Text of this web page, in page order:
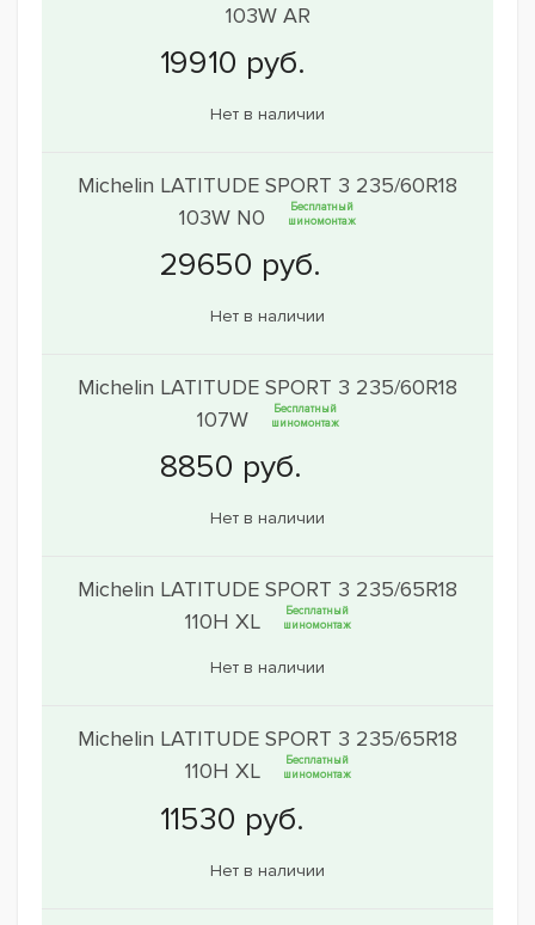
103W AR
Нет в наличии
Michelin LATITUDE SPORT 3 235/60R18
103W N0
Бесплатный
шиномонтаж
Нет в наличии
Michelin LATITUDE SPORT 3 235/60R18
107W
Бесплатный
шиномонтаж
Нет в наличии
Michelin LATITUDE SPORT 3 235/65R18
110H XL
Бесплатный
шиномонтаж
Нет в наличии
Michelin LATITUDE SPORT 3 235/65R18
110H XL
Бесплатный
шиномонтаж
Нет в наличии